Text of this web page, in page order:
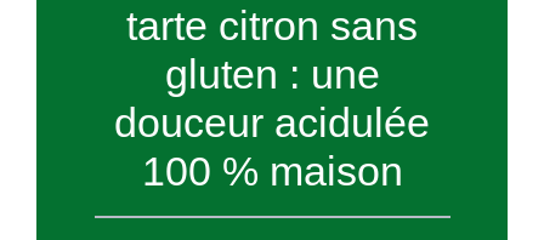
tarte citron sans
gluten : une
douceur acidulée
100 % maison